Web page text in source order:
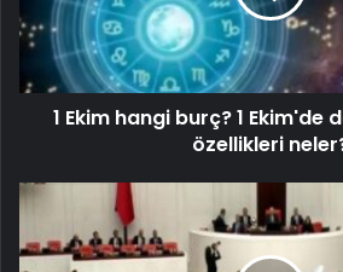
1 Ekim hangi burç? 1 Ekim'de
özellikleri